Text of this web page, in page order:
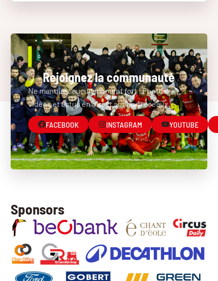
Rejoignez la communauté
Ne manquez aucun moment fort ! Photos,
vidéos et actus en direct sur nos réseaux.
FACEBOOK INSTAGRAM YOUTUBE
Sponsors